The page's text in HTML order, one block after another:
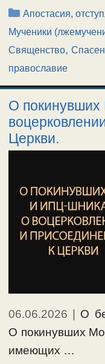
Рубрики
Апостасия,
Мученики
Священство,
православие
О
Церкви.
06.06.2026
О
О покинувших
имеющих …